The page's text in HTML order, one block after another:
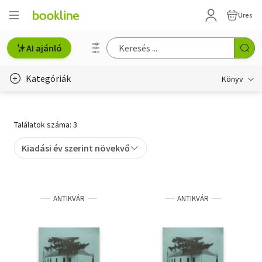
Üres
AI ajánló
Kategóriák Könyv
Gyermek- és ifjúsági
Szakkönyv
Találatok száma: 3
Kiadási év szerint növekvő
ANTIKVÁR ANTIKVÁR